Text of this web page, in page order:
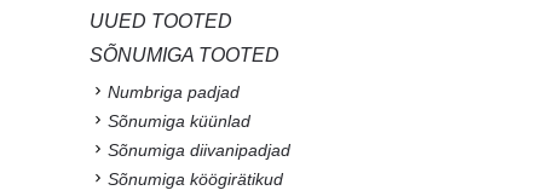
UUED TOOTED
SÕNUMIGA TOOTED
Numbriga padjad
Sõnumiga küünlad
Sõnumiga diivanipadjad
Sõnumiga köögirätikud